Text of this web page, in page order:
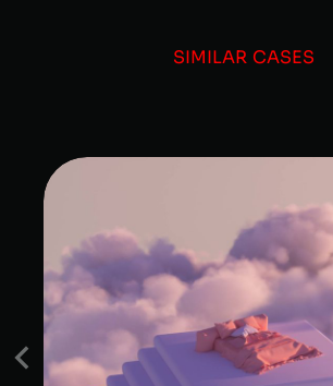
SIMILAR CASES